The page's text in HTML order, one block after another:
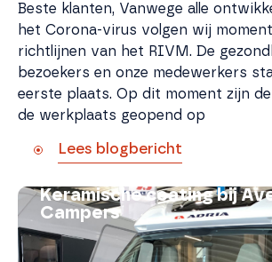
Beste klanten, Vanwege alle
het Corona-virus volgen wij
richtlijnen van het RIVM. De
bezoekers en onze medewerkers
eerste plaats. Op dit moment zijn
de werkplaats geopend op
Lees blogbericht
Keramische coating bij
Campers